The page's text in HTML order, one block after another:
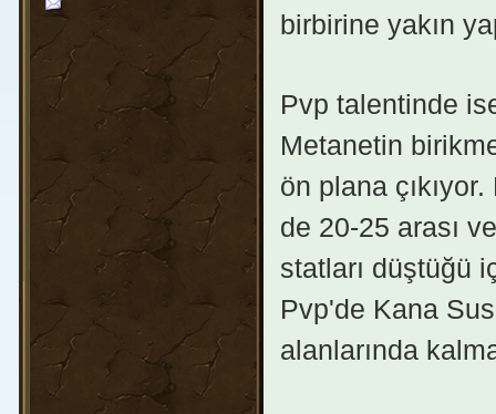
birbirine yakın
Pvp talentinde
Metanetin
ön plana
de 20-25 arası
statları düştüğü
Pvp'de Kana
alanlarında